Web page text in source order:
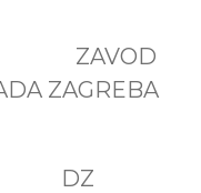
ZAVOD
ZAGREBA
DZ